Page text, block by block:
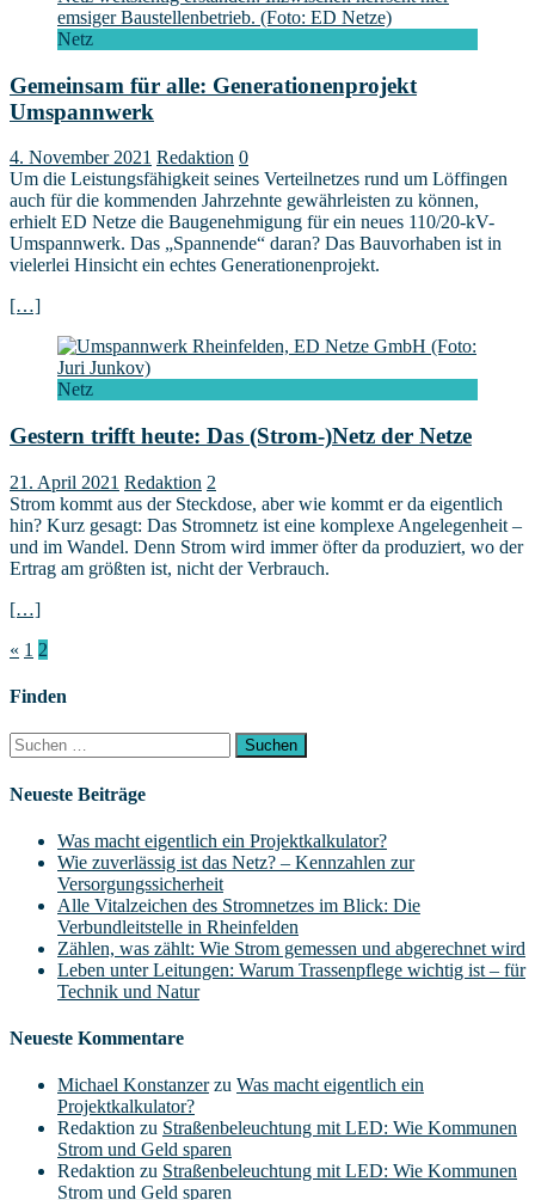
Netz
Gemeinsam für alle: Generationenprojekt
Umspannwerk
4. November 2021 Redaktion 0
Um die Leistungsfähigkeit seines Verteilnetzes rund um Löffingen
auch für die kommenden Jahrzehnte gewährleisten zu können,
erhielt ED Netze die Baugenehmigung für ein neues 110/20-kV-
Umspannwerk. Das „Spannende“ daran? Das Bauvorhaben ist in
vielerlei Hinsicht ein echtes Generationenprojekt.
[…]
Netz
Gestern trifft heute: Das (Strom-)Netz der Netze
21. April 2021 Redaktion 2
Strom kommt aus der Steckdose, aber wie kommt er da eigentlich
hin? Kurz gesagt: Das Stromnetz ist eine komplexe Angelegenheit –
und im Wandel. Denn Strom wird immer öfter da produziert, wo der
Ertrag am größten ist, nicht der Verbrauch.
[…]
Seitennummerierung
der
« 1 2
Finden
Suchen
nach:
Neueste Beiträge
Was macht eigentlich ein Projektkalkulator?
Wie zuverlässig ist das Netz? – Kennzahlen zur
Versorgungssicherheit
Alle Vitalzeichen des Stromnetzes im Blick: Die
Verbundleitstelle in Rheinfelden
Zählen, was zählt: Wie Strom gemessen und abgerechnet wird
Leben unter Leitungen: Warum Trassenpflege wichtig ist – für
Technik und Natur
Neueste Kommentare
Michael Konstanzerzu Was macht eigentlich ein
Projektkalkulator?
Redaktion zu Straßenbeleuchtung mit LED: Wie Kommunen
Strom und Geld sparen
Redaktion zu Straßenbeleuchtung mit LED: Wie Kommunen
Strom und Geld sparen